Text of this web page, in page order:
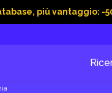
più vantaggio: -